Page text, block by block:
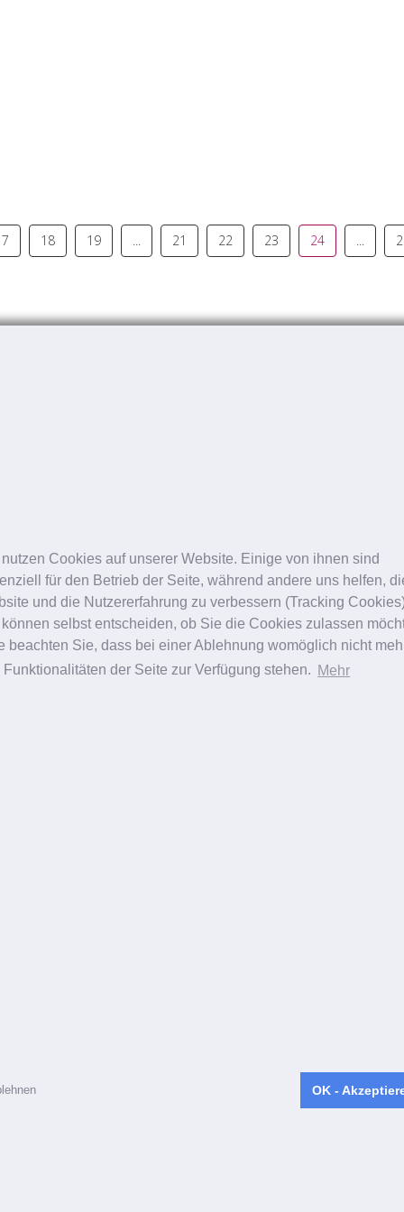
Cookies auf unserer Website. Einige von ihnen sind
für den Betrieb der Seite, während andere uns helfen,
und die Nutzererfahrung zu verbessern (Tracking
selbst entscheiden, ob Sie die Cookies zulassen
beachten Sie, dass bei einer Ablehnung womöglich nicht
Funktionalitäten der Seite zur Verfügung stehen. Mehr
OK -
18 19 ... 21 22 23 24 ...
Schönheitschirurgie